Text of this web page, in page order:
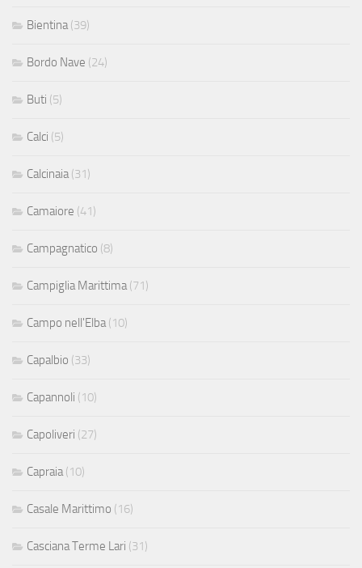
Bientina (39)
Bordo Nave (24)
Buti (5)
Calci (5)
Calcinaia (31)
Camaiore (41)
Campagnatico (8)
Campiglia Marittima (71)
Campo nell'Elba (10)
Capalbio (33)
Capannoli (10)
Capoliveri (27)
Capraia (10)
Casale Marittimo (16)
Casciana Terme Lari (31)